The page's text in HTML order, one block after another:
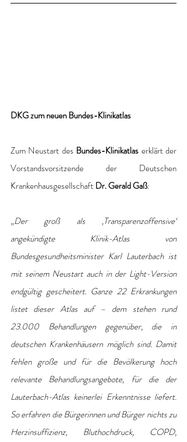
DKG zum neuen Bundes-Klinikatlas
Zum Neustart des Bundes-Klinikatlas erklärt der
Vorstandsvorsitzende der Deutschen
Krankenhausgesellschaft Dr. Gerald Gaß:
„Der groß als ‚Transparenzoffensive‘
angekündigte Klinik-Atlas von
Bundesgesundheitsminister Karl Lauterbach ist
mit seinem Neustart auch in der Light-Version
endgültig gescheitert. Ganze 22 Erkrankungen
listet dieser Atlas auf – dem stehen rund
23.000 Behandlungen gegenüber, die in
deutschen Krankenhäusern möglich sind. Damit
fehlen große und für die Bevölkerung hoch
relevante Behandlungsangebote, für die der
Lauterbach-Atlas keinerlei Erkenntnisse liefert.
So erfahren die Bürgerinnen und Bürger nichts zu
Herzinsuffizienz, Bluthochdruck, COPD,